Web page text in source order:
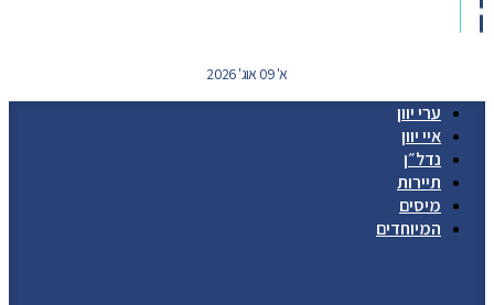
א' 09 אוג' 2026
ערי יוון
איי יוון
נדל״ן
תיירות
מיסים
המיוחדים